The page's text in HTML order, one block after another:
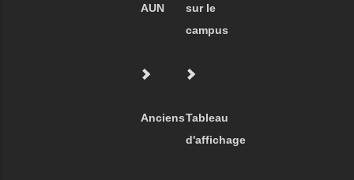
AUN
sur le
campus
AnciensTableau
d'affichage